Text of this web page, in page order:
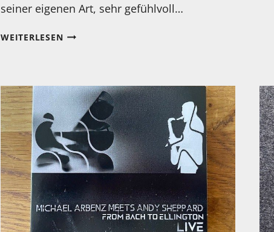
seiner eigenen Art, sehr gefühlvoll…
WEITERLESENMEIN
JOHANN
SEBASTIAN
BACH:
PARTITAS
PART
2,
BWV
827,
828,
829